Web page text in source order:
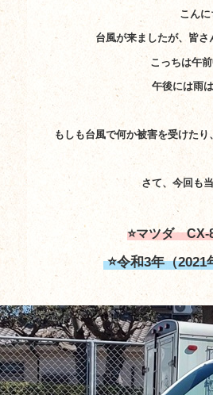
こんに
台風が来ましたが、皆
こっちは午
午後には雨
もしも台風で何か被害を受けた
さて、今回も
⭐マツダ
⭐令和3年（2021